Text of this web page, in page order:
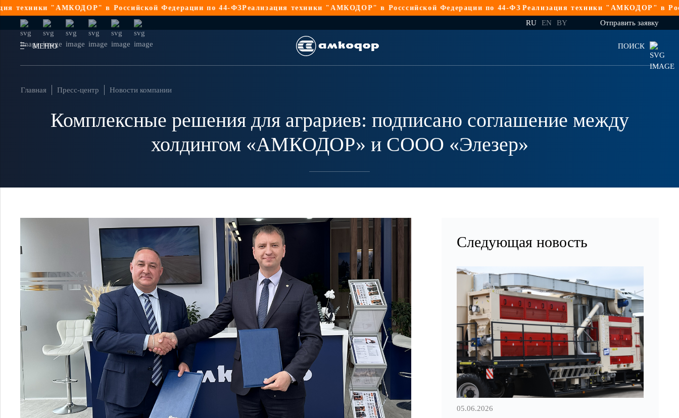
в Российской Федерации по 44-ФЗРеализация техники "АМКОДОР" в Росссийской Федерации по 44-ФЗ Реализация техники "АМКОДОР" в Российской
RU EN BY Отправить заявку
МЕНЮ ПОИСК
Главная Пресс-центр Новости компании
Комплексные решения для аграриев: подписано соглашение между
холдингом «АМКОДОР» и СООО «Элезер»
Следующая новость
05.06.2026